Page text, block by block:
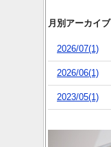
月別アーカイブ
2026/07(1)
2026/06(1)
2023/05(1)